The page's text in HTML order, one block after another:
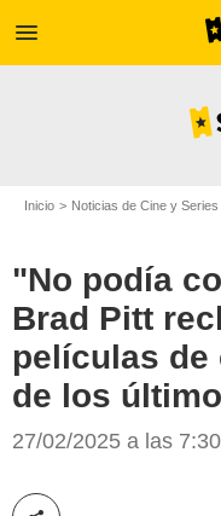
menu
Inicio Noticias de Cine y Series
"No podía
Brad Pitt
películas de
de los
27/02/2025 a las